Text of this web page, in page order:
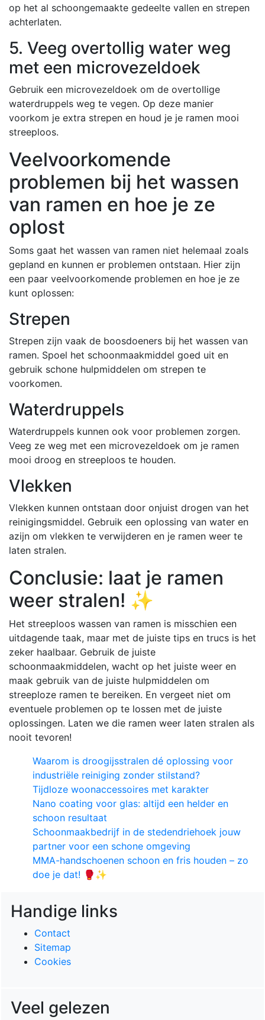
op het al schoongemaakte gedeelte vallen en strepen
achterlaten.
5. Veeg overtollig water weg
met een microvezeldoek
Gebruik een microvezeldoek om de overtollige
waterdruppels weg te vegen. Op deze manier
voorkom je extra strepen en houd je je ramen mooi
streeploos.
Veelvoorkomende
problemen bij het wassen
van ramen en hoe je ze
oplost
Soms gaat het wassen van ramen niet helemaal zoals
gepland en kunnen er problemen ontstaan. Hier zijn
een paar veelvoorkomende problemen en hoe je ze
kunt oplossen:
Strepen
Strepen zijn vaak de boosdoeners bij het wassen van
ramen. Spoel het schoonmaakmiddel goed uit en
gebruik schone hulpmiddelen om strepen te
voorkomen.
Waterdruppels
Waterdruppels kunnen ook voor problemen zorgen.
Veeg ze weg met een microvezeldoek om je ramen
mooi droog en streeploos te houden.
Vlekken
Vlekken kunnen ontstaan door onjuist drogen van het
reinigingsmiddel. Gebruik een oplossing van water en
azijn om vlekken te verwijderen en je ramen weer te
laten stralen.
Conclusie: laat je ramen
weer stralen! ✨
Het streeploos wassen van ramen is misschien een
uitdagende taak, maar met de juiste tips en trucs is het
zeker haalbaar. Gebruik de juiste
schoonmaakmiddelen, wacht op het juiste weer en
maak gebruik van de juiste hulpmiddelen om
streeploze ramen te bereiken. En vergeet niet om
eventuele problemen op te lossen met de juiste
oplossingen. Laten we die ramen weer laten stralen als
nooit tevoren!
Waarom is droogijsstralen dé oplossing voor
industriële reiniging zonder stilstand?
Tijdloze woonaccessoires met karakter
Nano coating voor glas: altijd een helder en
schoon resultaat
Schoonmaakbedrijf in de stedendriehoek jouw
partner voor een schone omgeving
MMA-handschoenen schoon en fris houden – zo
doe je dat! 🥊✨
Handige links
Contact
Sitemap
Cookies
Veel gelezen